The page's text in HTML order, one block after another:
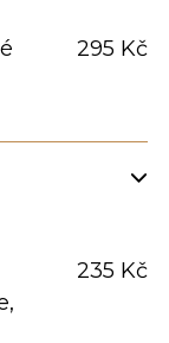
295 Kč
235 Kč